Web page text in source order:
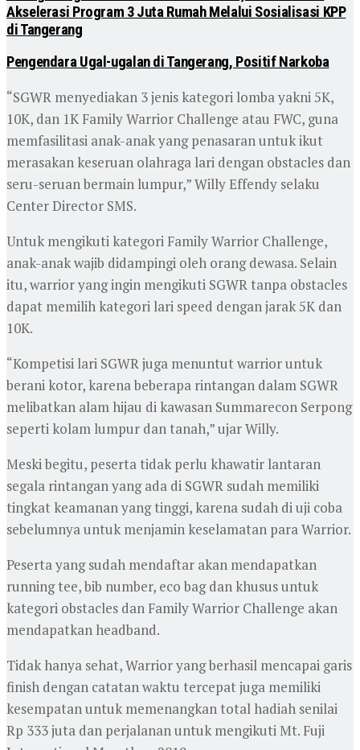
Akselerasi Program 3 Juta Rumah Melalui Sosialisasi KPP
di Tangerang
Pengendara Ugal-ugalan di Tangerang, Positif Narkoba
“SGWR menyediakan 3 jenis kategori lomba yakni 5K,
10K, dan 1K Family Warrior Challenge atau FWC, guna
memfasilitasi anak-anak yang penasaran untuk ikut
merasakan keseruan olahraga lari dengan obstacles dan
seru-seruan bermain lumpur,” Willy Effendy selaku
Center Director SMS.
Untuk mengikuti kategori Family Warrior Challenge,
anak-anak wajib didampingi oleh orang dewasa. Selain
itu, warrior yang ingin mengikuti SGWR tanpa obstacles
dapat memilih kategori lari speed dengan jarak 5K dan
10K.
“Kompetisi lari SGWR juga menuntut warrior untuk
berani kotor, karena beberapa rintangan dalam SGWR
melibatkan alam hijau di kawasan Summarecon Serpong
seperti kolam lumpur dan tanah,” ujar Willy.
Meski begitu, peserta tidak perlu khawatir lantaran
segala rintangan yang ada di SGWR sudah memiliki
tingkat keamanan yang tinggi, karena sudah di uji coba
sebelumnya untuk menjamin keselamatan para Warrior.
Peserta yang sudah mendaftar akan mendapatkan
running tee, bib number, eco bag dan khusus untuk
kategori obstacles dan Family Warrior Challenge akan
mendapatkan headband.
Tidak hanya sehat, Warrior yang berhasil mencapai garis
finish dengan catatan waktu tercepat juga memiliki
kesempatan untuk memenangkan total hadiah senilai
Rp 333 juta dan perjalanan untuk mengikuti Mt. Fuji